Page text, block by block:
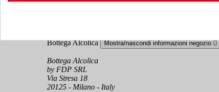
Bottega Alcolica Mostra/nascondi informazioni negozio 
Bottega Alcolica
by FDP SRL
Via Stresa 18
20125 - Milano - Italy